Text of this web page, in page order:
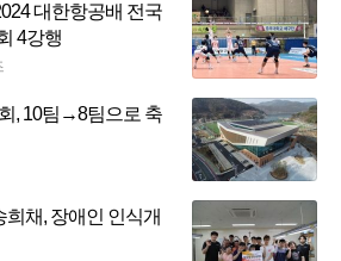
대한항공배 전국
4강행
, 10팀→8팀으로 축
희채, 장애인 인식개